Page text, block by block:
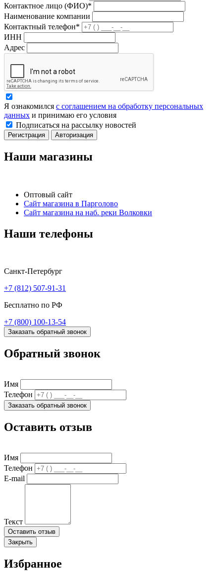
Контактное лицо (ФИО)*
Наименование компании
Контактный телефон*
ИНН
Адрес
Я ознакомился с соглашением на обработку персональных
данных и принимаю его условия
Подписаться на рассылку новостей
Регистрация Авторизация
Наши магазины
Оптовый сайт
Сайт магазина в Парголово
Сайт магазина на наб. реки Волковки
Наши телефоны
Санкт-Петербург
+7 (812) 507-91-31
Бесплатно по РФ
+7 (800) 100-13-54
Заказать обратный звонок
Обратный звонок
Имя
Телефон
Заказать обратный звонок
Оставить отзыв
Имя
Телефон
E-mail
Текст
Оставить отзыв
Закрыть
Избранное